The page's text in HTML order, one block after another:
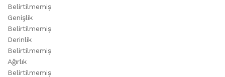
Belirtilmemiş
Genişlik
Belirtilmemiş
Derinlik
Belirtilmemiş
Ağırlık
Belirtilmemiş